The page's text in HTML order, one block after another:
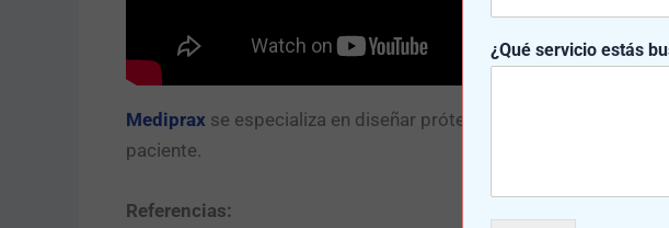
Mediprax se especializa en diseñar prótesis personalizadas,
paciente.
Referencias:
d
ú
m
¿Qué servicio estás